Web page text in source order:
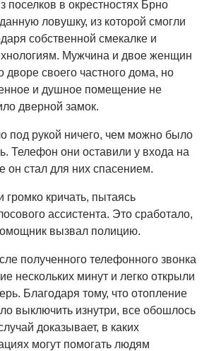
поселков в окрестностях Брно
ловушку, из которой смогли
собственной смекалке и
Мужчина и двое женщин
дворе своего частного дома, но
и душное помещение не
дверной замок.
под рукой ничего, чем можно было
Телефон они оставили у входа на
он стал для них спасением.
громко кричать, пытаясь
ассистента. Это сработало,
вызвал полицию.
полученного телефонного звонка
нескольких минут и легко открыли
Благодаря тому, что отопление
выключить изнутри, все обошлось
доказывает, в каких
могут помогать людям